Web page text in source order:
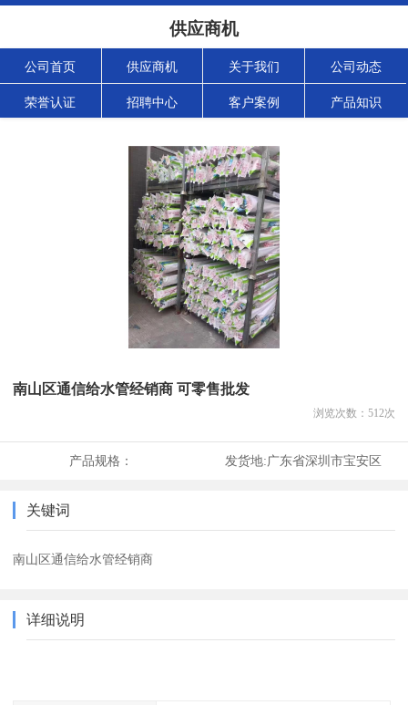
供应商机
公司首页 供应商机 关于我们 公司动态
荣誉认证 招聘中心 客户案例 产品知识
南山区通信给水管经销商 可零售批发
浏览次数： 512次
产品规格： 发货地:广东省深圳市宝安区
关键词
南山区通信给水管经销商
详细说明